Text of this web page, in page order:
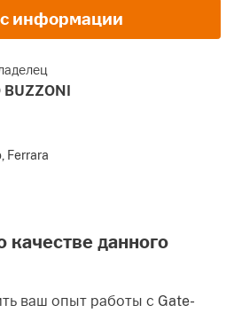
код)
новости, советы и рекомендации
использования
информации
Ferrara
данного
ваш опыт работы с Gate-